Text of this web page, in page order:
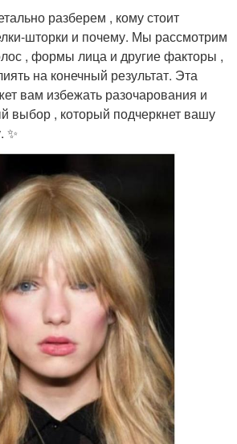
разберем , кому стоит
шторки и почему. Мы рассмотрим
, формы лица и другие факторы ,
на конечный результат. Эта
вам избежать разочарования и
выбор , который подчеркнет вашу
✨